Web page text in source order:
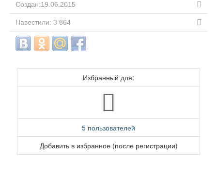
Создан:19.06.2015
Навестили: 3 864
Избранный для:
5 пользователей
Добавить в избранное (после регистрации)